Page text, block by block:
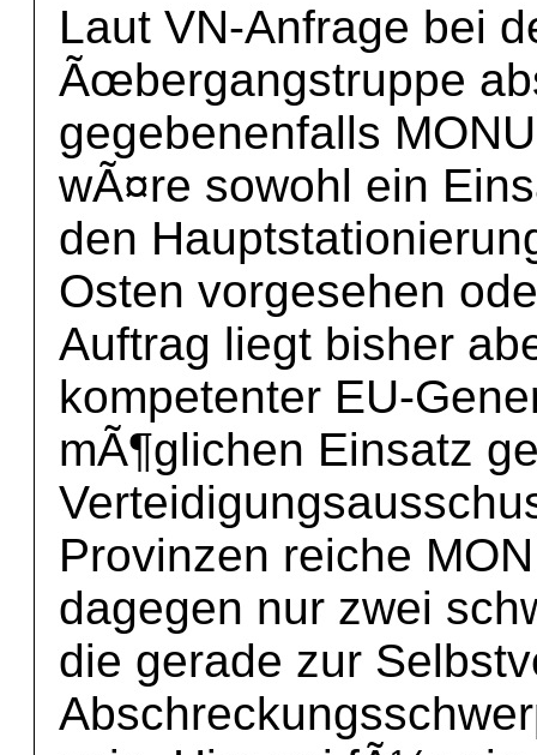
Laut VN-Anfrage bei
Ãœbergangstruppe
gegebenenfalls
wÃ¤re sowohl ein
den
Osten vorgesehen
Auftrag liegt bisher
kompetenter EU-
mÃ¶glichen Einsatz
Provinzen reiche
dagegen nur zwei
die gerade zur